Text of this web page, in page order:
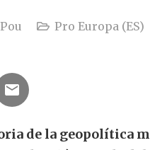
Pro Europa (ES)
de la geopolítica